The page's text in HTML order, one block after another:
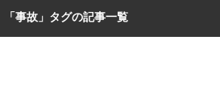
「事故」タグの記事一覧